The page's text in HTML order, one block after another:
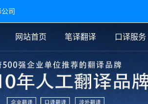
司
网站首页 笔译翻译
医学翻译 法律翻译 说明书翻
口译服务
交替传译 同声传译
老挝语翻译 泰语翻译
签证材料翻译
银行流水翻译
证件翻译报价
签证翻译
口译新闻